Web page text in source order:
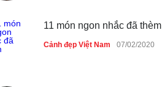
11 món ngon nhắc đã thèm
Cảnh đẹp Việt Nam 07/02/2020